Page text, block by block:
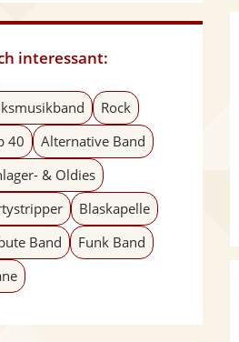
interessant:
Rock
40
Alternative Band
& Oldies
Blaskapelle
Band
Funk Band